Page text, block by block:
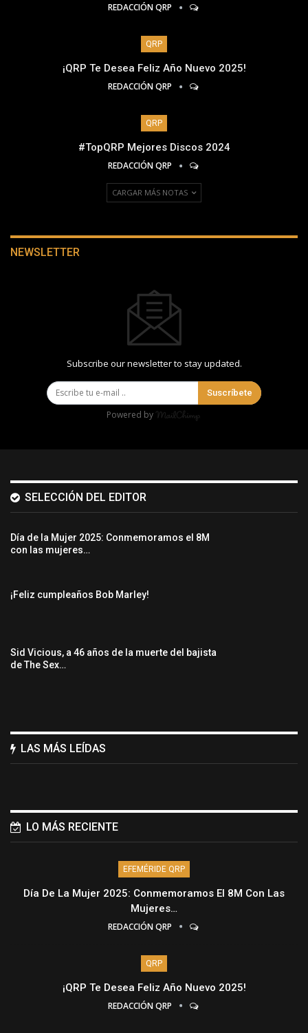
REDACCIÓN QRP
QRP
¡QRP Te Desea Feliz Año Nuevo 2025!
REDACCIÓN QRP
QRP
#TopQRP Mejores Discos 2024
REDACCIÓN QRP
CARGAR MÁS NOTAS
NEWSLETTER
Subscribe our newsletter to stay updated.
Suscríbete
Powered by
SELECCIÓN DEL EDITOR
Día de la Mujer 2025: Conmemoramos el 8M
con las mujeres…
¡Feliz cumpleaños Bob Marley!
Sid Vicious, a 46 años de la muerte del bajista
de The Sex…
LAS MÁS LEÍDAS
LO MÁS RECIENTE
EFEMÉRIDE QRP
Día De La Mujer 2025: Conmemoramos El 8M Con Las
Mujeres…
REDACCIÓN QRP
QRP
¡QRP Te Desea Feliz Año Nuevo 2025!
REDACCIÓN QRP